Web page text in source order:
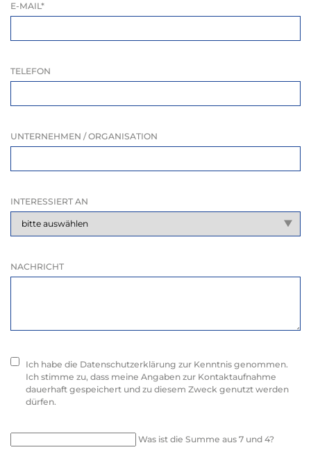
E-MAIL*
TELEFON
UNTERNEHMEN / ORGANISATION
INTERESSIERT AN
NACHRICHT
Ich habe die Datenschutzerklärung zur Kenntnis genommen.
Ich stimme zu, dass meine Angaben zur Kontaktaufnahme
dauerhaft gespeichert und zu diesem Zweck genutzt werden
dürfen.
Was ist die Summe aus 7 und 4?